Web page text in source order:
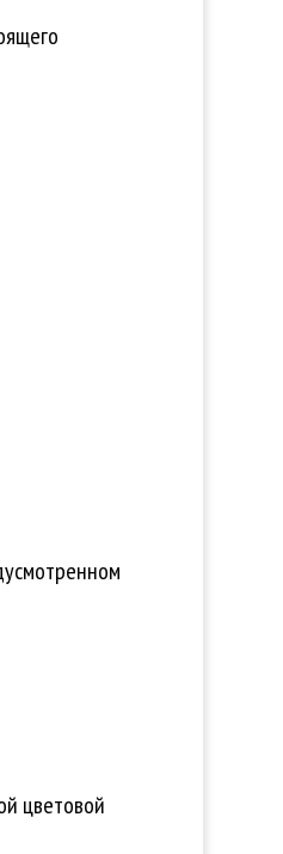
цветовой